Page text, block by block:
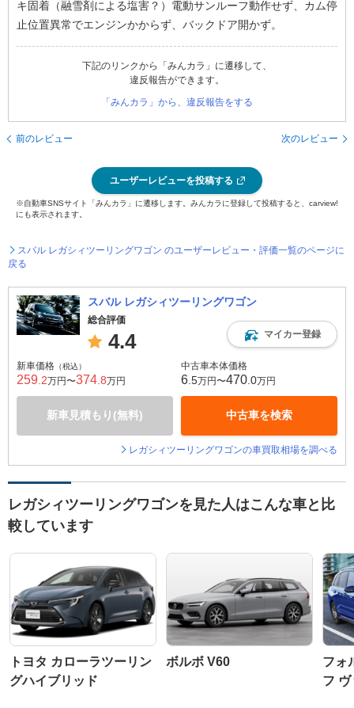
キ固着（融雪剤による塩害？）電動サンルーフ動作せず、カム停
止位置異常でエンジンかからず、バックドア開かず。
下記のリンクから「みんカラ」に遷移して、
違反報告ができます。
「みんカラ」から、違反報告をする
前のレビュー 次のレビュー
ユーザーレビューを投稿する
※自動車SNSサイト「みんカラ」に遷移します。みんカラに登録して投稿すると、carview!
にも表示されます。
スバル レガシィツーリングワゴン のユーザーレビュー・評価一覧のページに
戻る
スバル レガシィツーリングワゴン
総合評価
4.4 マイカー登録
新車価格 （税込）
259 .2万円〜374 .8万円
新車見積もり(無料)
中古車本体価格
6 .5万円〜470 .0万円
中古車を検索
レガシィツーリングワゴンの車買取相場を調べる
レガシィツーリングワゴンを見た人はこんな車と比
較しています
トヨタ カローラツーリン
グハイブリッド
ボルボ V60
フォ
フ